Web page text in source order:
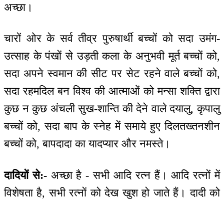
अच्छा।
चारों ओर के सर्व तीव्र पुरुषार्थी बच्चों को सदा उमंग-
उत्साह के पंखों से उड़ती कला के अनुभवी मूर्त बच्चों को,
सदा अपने स्वमान की सीट पर सेट रहने वाले बच्चों को,
सदा रहमदिल बन विश्व की आत्माओं को मन्सा शक्ति द्वारा
कुछ न कुछ अंचली सुख-शान्ति की देने वाले दयालु, कृपालु
बच्चों को, सदा बाप के स्नेह में समाये हुए दिलतख्तनशीन
बच्चों को, बापदादा का यादप्यार और नमस्ते।
दादियों से:-अच्छा है - सभी आदि रत्न हैं। आदि रत्नों में
विशेषता है, सभी रत्नों को देख खुश हो जाते हैं। दादी को